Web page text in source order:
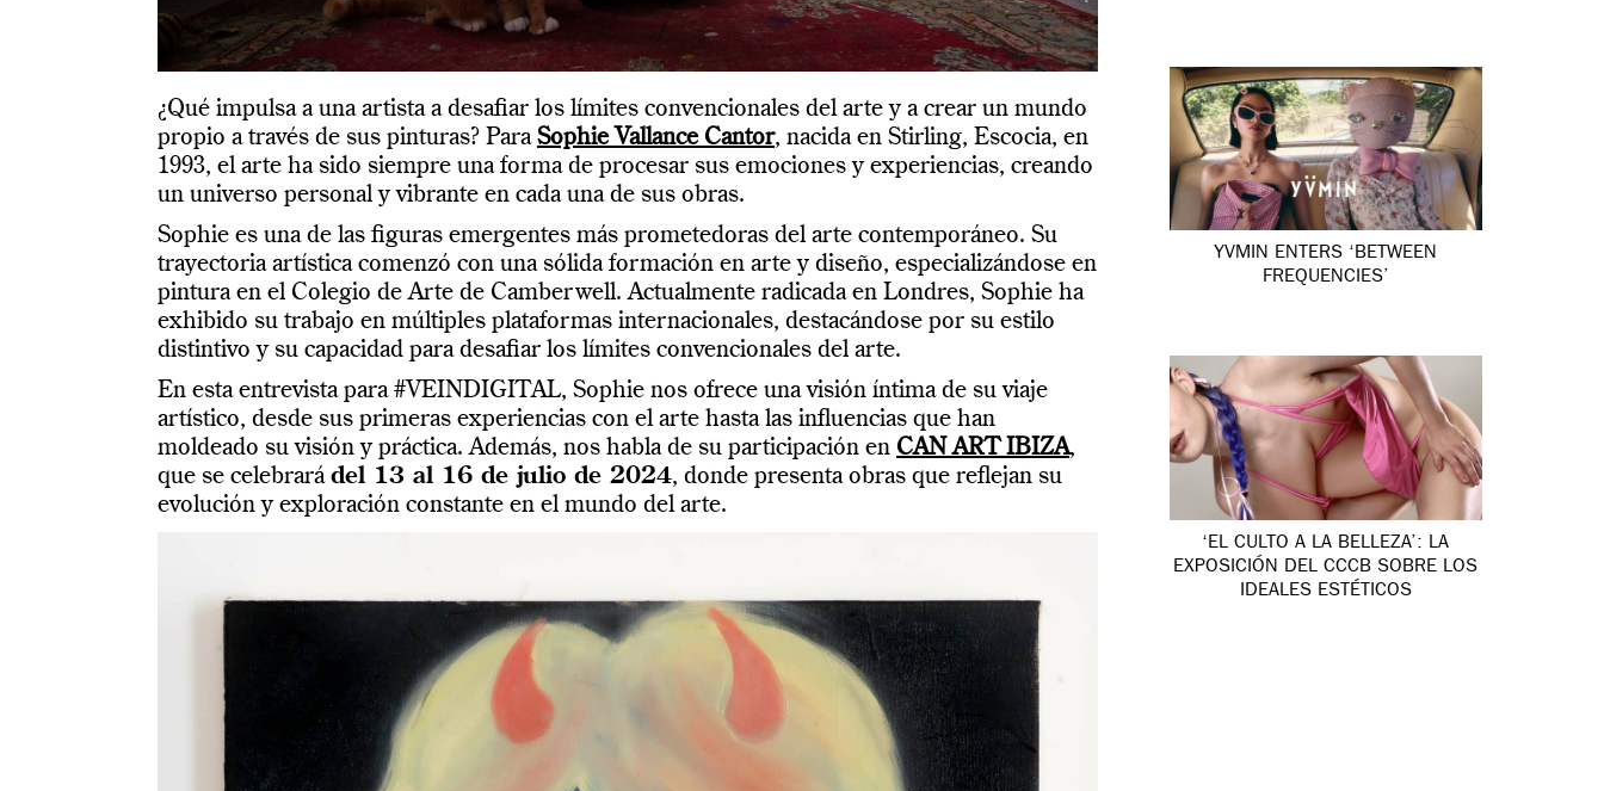
¿Qué impulsa a una artista a desafiar los límites convencionales del arte y a crear un mundo
propio a través de sus pinturas? Para Sophie Vallance Cantor, nacida en Stirling, Escocia, en
1993, el arte ha sido siempre una forma de procesar sus emociones y experiencias, creando
un universo personal y vibrante en cada una de sus obras.
Sophie es una de las figuras emergentes más prometedoras del arte contemporáneo. Su
trayectoria artística comenzó con una sólida formación en arte y diseño, especializándose en
pintura en el Colegio de Arte de Camberwell. Actualmente radicada en Londres, Sophie ha
exhibido su trabajo en múltiples plataformas internacionales, destacándose por su estilo
distintivo y su capacidad para desafiar los límites convencionales del arte.
En esta entrevista para #VEINDIGITAL, Sophie nos ofrece una visión íntima de su viaje
artístico, desde sus primeras experiencias con el arte hasta las influencias que han
moldeado su visión y práctica. Además, nos habla de su participación en CAN ART IBIZA,
que se celebrará del 13 al 16 de julio de 2024, donde presenta obras que reflejan su
evolución y exploración constante en el mundo del arte.
YVMIN ENTERS ‘BETWEEN
FREQUENCIES’
‘EL CULTO A LA BELLEZA’: LA
EXPOSICIÓN DEL CCCB SOBRE LOS
IDEALES ESTÉTICOS